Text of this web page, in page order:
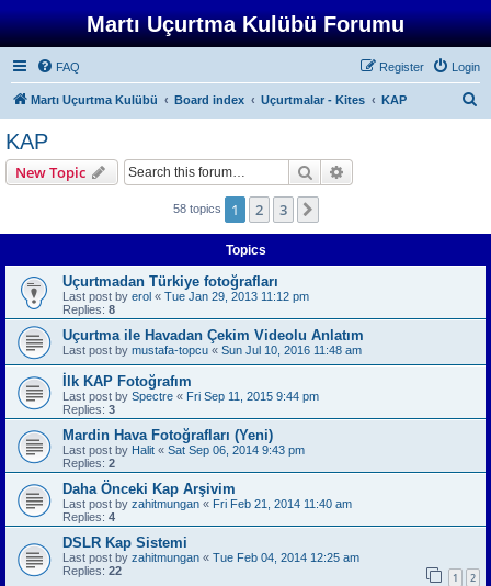
Martı Uçurtma Kulübü Forumu
FAQ Login
Register
Martı Uçurtma Kulübü Board index Uçurtmalar - Kites KAP
KAP
New Topic Search
58 topics 1 2 3
Topics
Uçurtmadan Türkiye fotoğrafları
Last post by erol « Tue Jan 29, 2013 11:12 pm
Replies: 8
Uçurtma ile Havadan Çekim Videolu Anlatım
Last post by mustafa-topcu « Sun Jul 10, 2016 11:48 am
İlk KAP Fotoğrafım
Last post by Spectre « Fri Sep 11, 2015 9:44 pm
Replies: 3
Mardin Hava Fotoğrafları (Yeni)
Last post by Halit « Sat Sep 06, 2014 9:43 pm
Replies: 2
Daha Önceki Kap Arşivim
Last post by zahitmungan « Fri Feb 21, 2014 11:40 am
Replies: 4
DSLR Kap Sistemi
Last post by zahitmungan « Tue Feb 04, 2014 12:25 am
Replies: 22 1 2